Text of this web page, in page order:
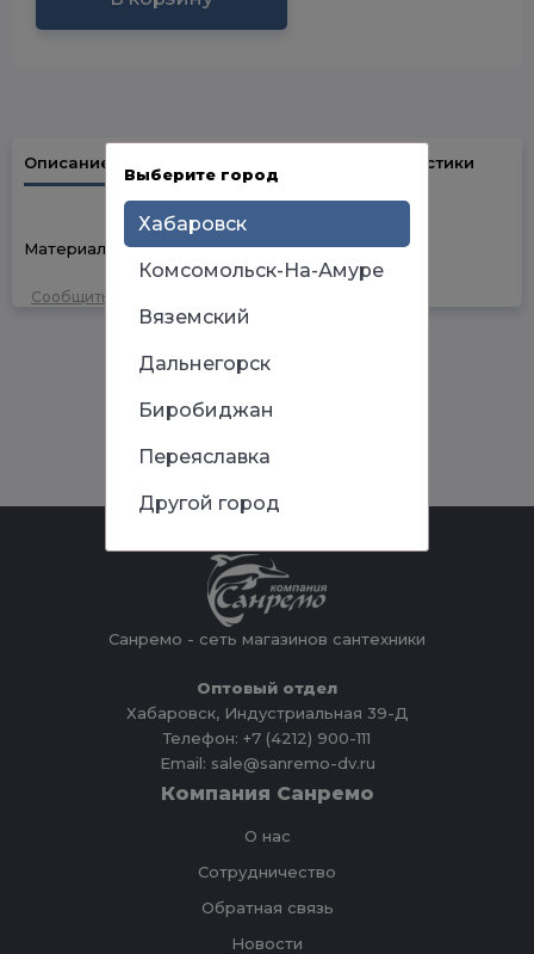
Описание Характеристики
Материал полипропилен
Сообщить об ошибке
Санремо - сеть магазинов сантехники
Оптовый отдел
Хабаровск, Индустриальная 39-Д
Телефон: +7 (4212) 900-111
Email: sale@sanremo-dv.ru
Компания Санремо
О нас
Сотрудничество
Обратная связь
Новости
Выберите город
Хабаровск
Комсомольск-На-Амуре
Вяземский
Дальнегорск
Биробиджан
Переяславка
Другой город